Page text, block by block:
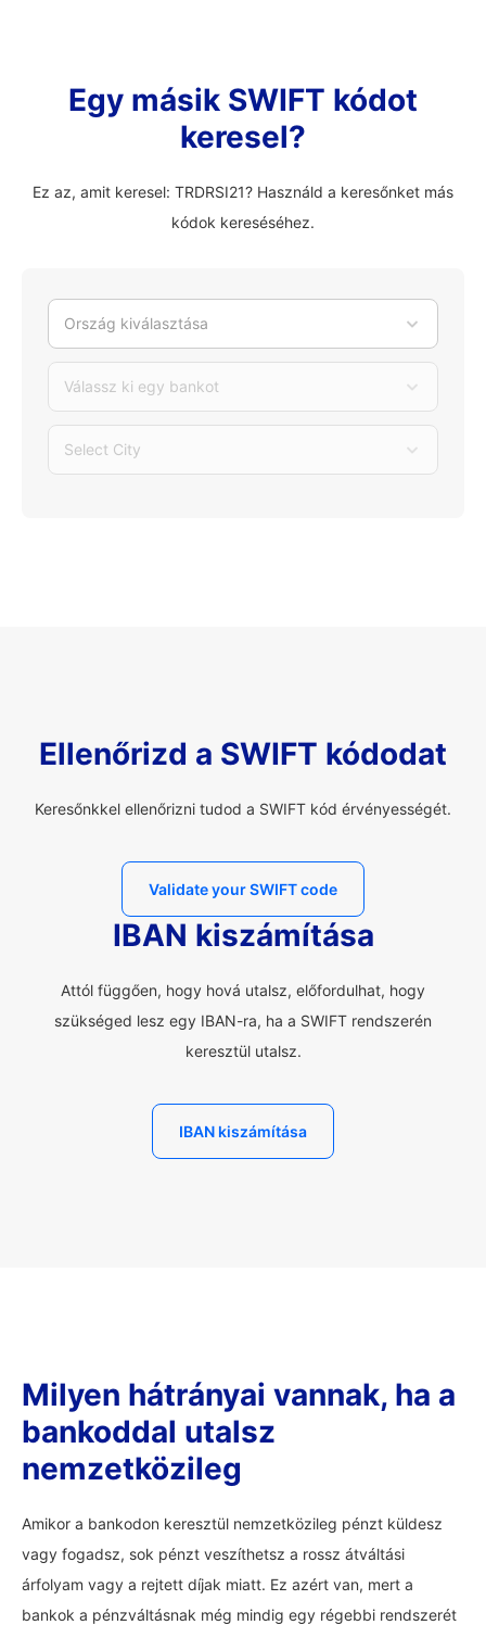
Egy másik SWIFT kódot
keresel?
Ez az, amit keresel: TRDRSI21? Használd a keresőnket más
kódok kereséséhez.
Ország kiválasztása
Válassz ki egy bankot
Select City
Ellenőrizd a SWIFT kódodat
Keresőnkkel ellenőrizni tudod a SWIFT kód érvényességét.
Validate your SWIFT code
IBAN kiszámítása
Attól függően, hogy hová utalsz, előfordulhat, hogy
szükséged lesz egy IBAN-ra, ha a SWIFT rendszerén
keresztül utalsz.
IBAN kiszámítása
Milyen hátrányai vannak, ha a
bankoddal utalsz
nemzetközileg
Amikor a bankodon keresztül nemzetközileg pénzt küldesz
vagy fogadsz, sok pénzt veszíthetsz a rossz átváltási
árfolyam vagy a rejtett díjak miatt. Ez azért van, mert a
bankok a pénzváltásnak még mindig egy régebbi rendszerét